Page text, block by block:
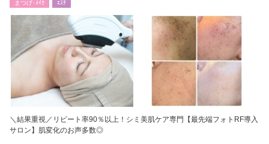
まつげ･ﾒｲｸ ｴｽﾃ
＼結果重視／リピート率90％以上！シミ美肌ケア専門【最先端フォトRF導入
サロン】肌変化のお声多数◎